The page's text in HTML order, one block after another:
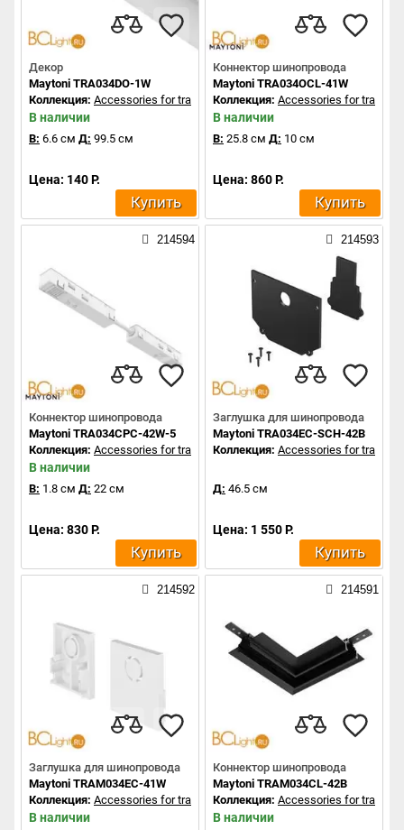
Декор
Maytoni TRA034DO-1W
Коллекция: Accessories for tracks Exility
В наличии
В: 6.6 см Д: 99.5 см
Цена: 140 Р.
Купить
Коннектор шинопровода
Maytoni TRA034OCL-41W
Коллекция: Accessories for tracks
В наличии
В: 25.8 см Д: 10 см
Цена: 860 Р.
Купить
214594
Коннектор шинопровода
Maytoni TRA034CPC-42W-5
Коллекция: Accessories for tracks Exility
В наличии
В: 1.8 см Д: 22 см
Цена: 830 Р.
Купить
214593
Заглушка для шинопровода
Maytoni TRA034EC-SCH-42B
Коллекция: Accessories for tracks
Д: 46.5 см
Цена: 1 550 Р.
Купить
214592
Заглушка для шинопровода
Maytoni TRAM034EC-41W
Коллекция: Accessories for tracks Exility
В наличии
214591
Коннектор шинопровода
Maytoni TRAM034CL-42B
Коллекция: Accessories for tracks
В наличии